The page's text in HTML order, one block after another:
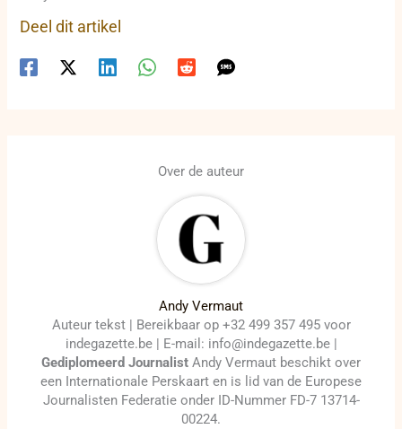
Deel dit artikel
Over de auteur
Andy Vermaut
Auteur tekst | Bereikbaar op +32 499 357 495 voor
indegazette.be | E-mail: info@indegazette.be |
Gediplomeerd Journalist Andy Vermaut beschikt over
een Internationale Perskaart en is lid van de Europese
Journalisten Federatie onder ID-Nummer FD-7 13714-
00224.